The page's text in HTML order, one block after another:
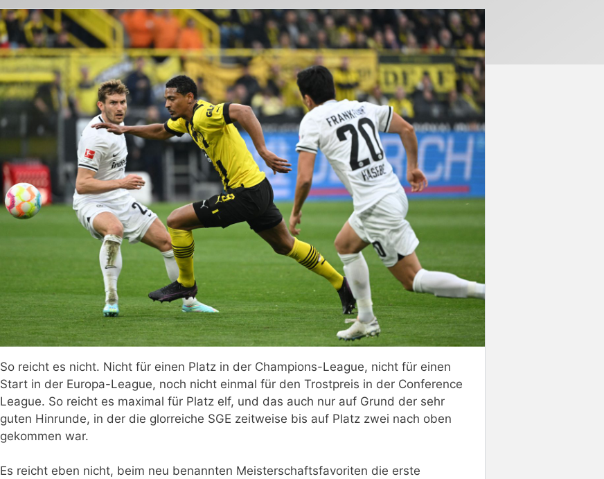
So reicht es nicht. Nicht für einen Platz in der Champions-League, nicht für einen
Start in der Europa-League, noch nicht einmal für den Trostpreis in der Conference
League. So reicht es maximal für Platz elf, und das auch nur auf Grund der sehr
guten Hinrunde, in der die glorreiche SGE zeitweise bis auf Platz zwei nach oben
gekommen war.
Es reicht eben nicht, beim neu benannten Meisterschaftsfavoriten die erste